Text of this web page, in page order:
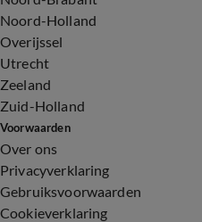
Noord-Holland
Overijssel
Utrecht
Zeeland
Zuid-Holland
Voorwaarden
Over ons
Privacyverklaring
Gebruiksvoorwaarden
Cookieverklaring